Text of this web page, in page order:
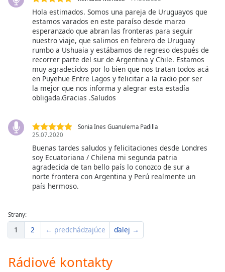
Hola estimados. Somos una pareja de Uruguayos que
estamos varados en este paraíso desde marzo
esperanzado que abran las fronteras para seguir
nuestro viaje, que salimos en febrero de Uruguay
rumbo a Ushuaia y estábamos de regreso después de
recorrer parte del sur de Argentina y Chile. Estamos
muy agradecidos por lo bien que nos tratan todos acá
en Puyehue Entre Lagos y felicitar a la radio por ser
la mejor que nos informa y alegrar esta estadía
obligada.Gracias .Saludos
Sonia Ines Guanulema Padilla
25.07.2020
Buenas tardes saludos y felicitaciones desde Londres
soy Ecuatoriana / Chilena mi segunda patria
agradecida de tan bello país lo conozco de sur a
norte frontera con Argentina y Perú realmente un
país hermoso.
Strany:
1 2 ← predchádzajúce ďalej →
Rádiové kontakty